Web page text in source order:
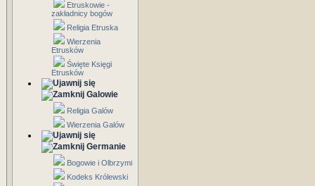
Etruskowie -
zakładnicy bogów
Religia Etruska
Wierzenia
Etrusków
Święte Księgi
Etrusków
Galowie
Religia Galów
Wierzenia Galów
Germanie
Bogowie i Olbrzymi
Kodeks Królewski